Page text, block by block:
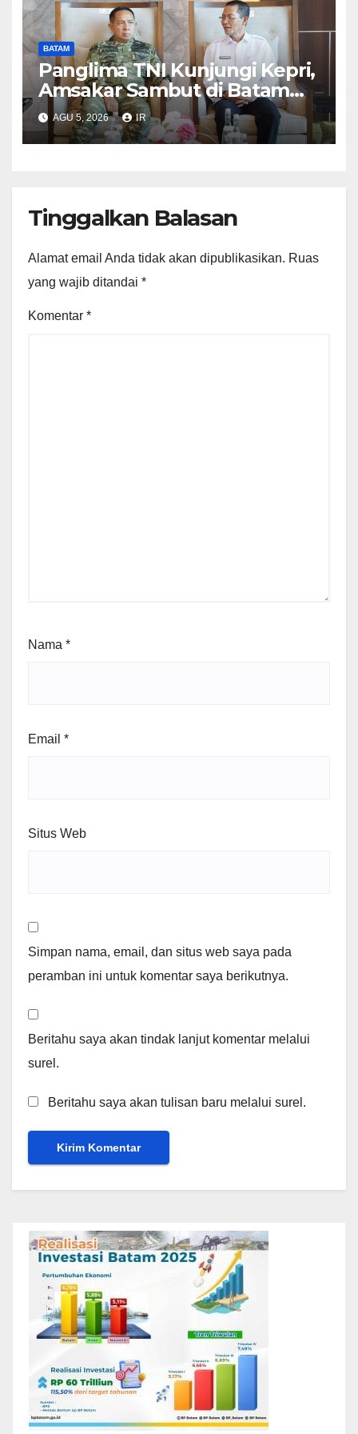
BATAM
Panglima TNI Kunjungi Kepri,
Amsakar Sambut di Batam
Sebelum Bertolak ke Lingga
AGU 5, 2026 IR
Tinggalkan Balasan
Alamat email Anda tidak akan dipublikasikan. Ruas
yang wajib ditandai *
Komentar *
Nama *
Email *
Situs Web
Simpan nama, email, dan situs web saya pada
peramban ini untuk komentar saya berikutnya.
Beritahu saya akan tindak lanjut komentar melalui
surel.
Beritahu saya akan tulisan baru melalui surel.